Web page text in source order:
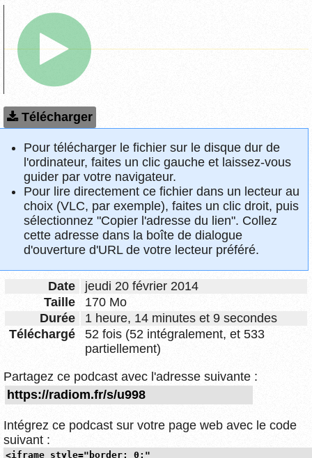
Télécharger
Pour télécharger le fichier sur le disque dur de
l'ordinateur, faites un clic gauche et laissez-vous
guider par votre navigateur.
Pour lire directement ce fichier dans un lecteur au
choix (VLC, par exemple), faites un clic droit, puis
sélectionnez "Copier l'adresse du lien". Collez
cette adresse dans la boîte de dialogue
d'ouverture d'URL de votre lecteur préféré.
Date
jeudi 20 février 2014
Taille
170 Mo
Durée
1 heure, 14 minutes et 9 secondes
Téléchargé
52 fois (52 intégralement, et 533
partiellement)
Partagez ce podcast avec l'adresse suivante :
Intégrez ce podcast sur votre page web avec le code
suivant :